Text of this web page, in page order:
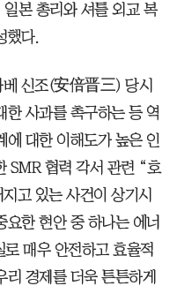
본 총리와 셔틀 외교 복
했다.
신조(安倍晋三) 당시
한 사과를 촉구하는 등 역
에 대한 이해도가 높은 인
SMR 협력 각서 관련 “호
고 있는 사건이 상기시
요한 현안 중 하나는 에너
매우 안전하고 효율적
경제를 더욱 튼튼하게